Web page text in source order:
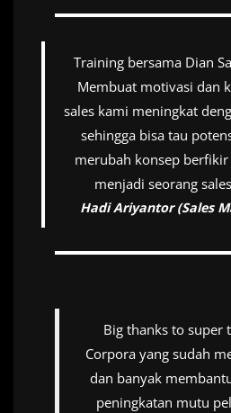
Training bersama Dian
Membuat motivasi dan
sales kami meningkat
sehingga bisa tau
merubah konsep
menjadi seorang
Hadi Ariyantor (Sales
Big thanks to super
Corpora yang sudah
dan banyak
peningkatan mutu